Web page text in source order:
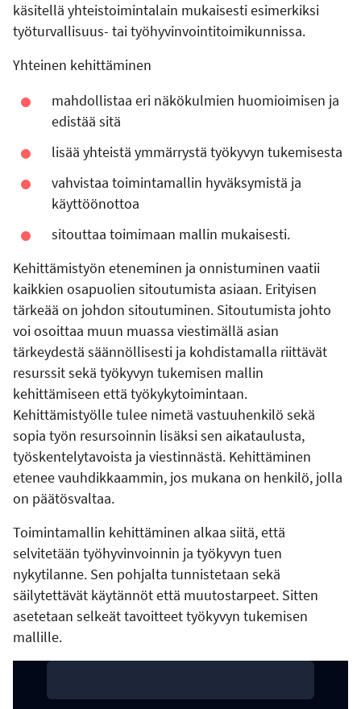
käsitellä yhteistoimintalain mukaisesti esimerkiksi
työturvallisuus- tai työhyvinvointitoimikunnissa.
Yhteinen kehittäminen
mahdollistaa eri näkökulmien huomioimisen ja
edistää sitä
lisää yhteistä ymmärrystä työkyvyn tukemisesta
vahvistaa toimintamallin hyväksymistä ja
käyttöönottoa
sitouttaa toimimaan mallin mukaisesti.
Kehittämistyön eteneminen ja onnistuminen vaatii
kaikkien osapuolien sitoutumista asiaan. Erityisen
tärkeää on johdon sitoutuminen. Sitoutumista johto
voi osoittaa muun muassa viestimällä asian
tärkeydestä säännöllisesti ja kohdistamalla riittävät
resurssit sekä työkyvyn tukemisen mallin
kehittämiseen että työkykytoimintaan.
Kehittämistyölle tulee nimetä vastuuhenkilö sekä
sopia työn resursoinnin lisäksi sen aikataulusta,
työskentelytavoista ja viestinnästä. Kehittäminen
etenee vauhdikkaammin, jos mukana on henkilö, jolla
on päätösvaltaa.
Toimintamallin kehittäminen alkaa siitä, että
selvitetään työhyvinvoinnin ja työkyvyn tuen
nykytilanne. Sen pohjalta tunnistetaan sekä
säilytettävät käytännöt että muutostarpeet. Sitten
asetetaan selkeät tavoitteet työkyvyn tukemisen
mallille.